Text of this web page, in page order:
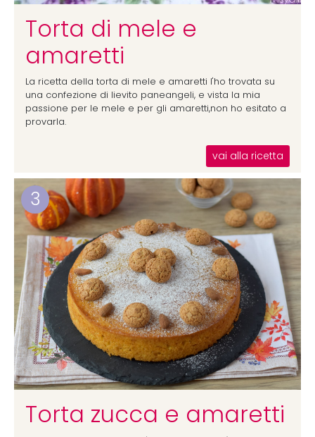
Torta di mele e
amaretti
La ricetta della torta di mele e amaretti l'ho trovata su
una confezione di lievito paneangeli, e vista la mia
passione per le mele e per gli amaretti,non ho esitato a
provarla.
vai alla ricetta
3
Torta zucca e amaretti